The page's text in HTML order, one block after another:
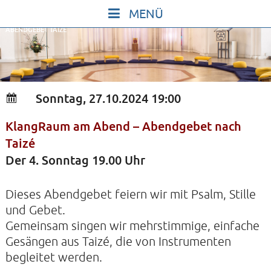
content
START
IN STILLE SEIN
SINGEN UND SCHWEIGEN
BEWEGEN UND TANZEN
GOTT UND DAS LEBEN FEIERN
HEILKRAFT DES KÖRPERS
JUGENDLICHE
VORTRÄGE
KONZERTE
ALLE TERMINE
ABENDGEBET TAIZÉ
Sonntag, 27.10.2024 19:00
KlangRaum am Abend – Abendgebet nach
Taizé
Der 4. Sonntag 19.00 Uhr
Dieses Abendgebet feiern wir mit Psalm, Stille
und Gebet.
Gemeinsam singen wir mehrstimmige, einfache
Gesängen aus Taizé, die von Instrumenten
begleitet werden.